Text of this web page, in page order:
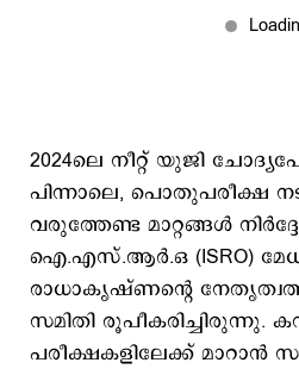
2024ലെ നീറ്റ് യുജി
പിന്നാലെ, പൊതുപരീക്ഷ
വരുത്തേണ്ട മാറ്റങ്ങൾ
ഐ.എസ്.ആർ.ഒ (ISRO)
രാധാകൃഷ്ണന്റെ
സമിതി രൂപീകരിച്ചിരുന്നു.
പരീക്ഷകളിലേക്ക് മാറാൻ